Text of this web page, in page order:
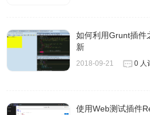
如何利用Grunt插件
新
2018-09-21 0 人
使用Web测试插件